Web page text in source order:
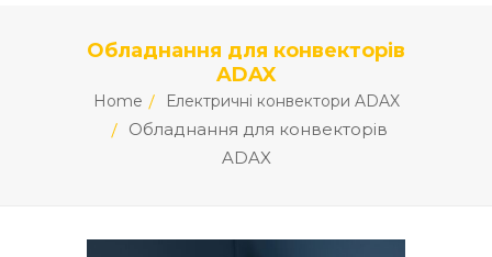
Обладнання для конвекторів
ADAX
Home Електричні конвектори ADAX
Обладнання для конвекторів
ADAX